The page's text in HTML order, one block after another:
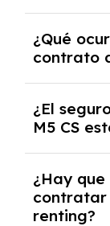
contrato y
30,000 km
puede
¿Qué
contrato
coche,
casos,
acordado.
¿El
M5 CS
CS con el
incluido
¿Hay
contratar
renting?